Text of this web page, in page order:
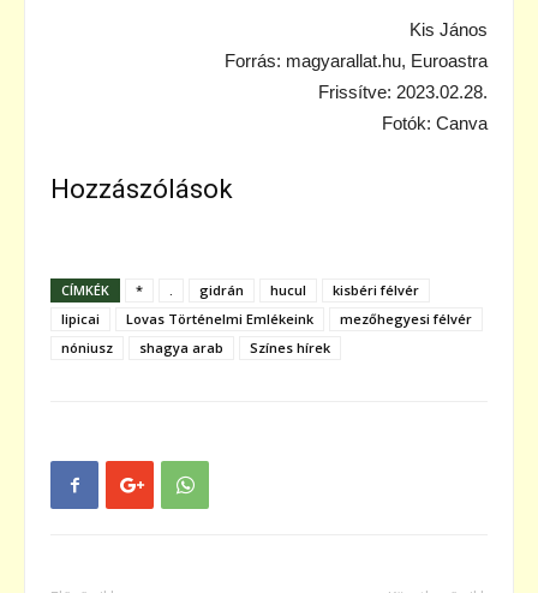
Kis János
Forrás: magyarallat.hu, Euroastra
Frissítve: 2023.02.28.
Fotók: Canva
Hozzászólások
CÍMKÉK * . gidrán hucul
kisbéri félvér
lipicai
Lovas Történelmi Emlékeink
mezőhegyesi félvér
nóniusz
shagya arab Színes hírek